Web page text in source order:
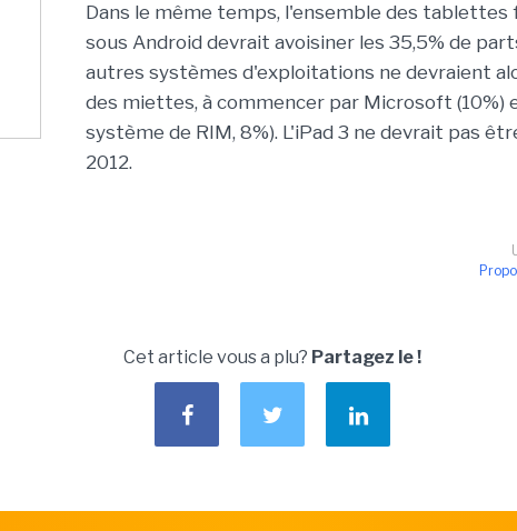
Dans le même temps, l'ensemble des
sous Android devrait avoisiner les 35,5% de
autres systèmes d'exploitations ne devraient
des miettes, à commencer par Microsoft (10%)
système de RIM, 8%). L'iPad 3 ne devrait pas
2012.
Cet article vous a plu? Partagez le !